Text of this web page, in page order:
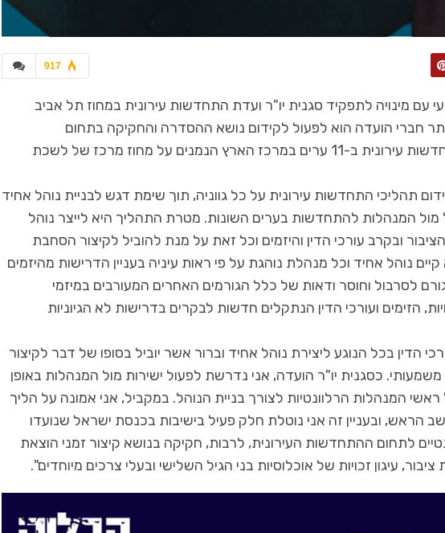
917
מינויה לתפקיד סגנית יו"ר ועדת התחדשות עירונית במחוז תל אביב
חברי הועדה הוא לפעול לקידום נושא ההסדרה והחקיקה בתחום
ההתחדשות הארצית אל מול המנהלות להתחדשות עירונית ב-11 ערים במרכז הארץ הנמנים על מחוז מרכז של לשכת
קורא לקידום תהליכי התחדשות עירונית על כל גווניה, תוך שימת דגש לבניית נוהל אחיד
המנהלות להתחדשות בערים השונות. מטרת התהליך היא לייצר נוהל
ובקרב עורכי הדין והיזמים וכל זאת על מנת להוביל לקיצור הסחבת
קיים נוהל אחיד וכל מנהלת נוהגת על פי ראות עיניה בעניין הדרישות מהיזמים
לסרבול וחוסר ודאות של כלל הגורמים האחרים המעורבים במיזמי
הזימים ועורכי הדין הנתקלים חדשות לבקרים בדרישות לא הגיוניות
בכל הנוגע ליצירת נוהל אחיד וברור אשר יוביל בסופו של דבר לקיצור
כסגנית יו"ר הועדה, אני נדרשת לפעול ישירות מול המנהלות באופן
המנהלות הרלוונטיות לצורך בניית הנוהל. במקביל, אני אמונה על הליך
הראש, ובעניין זה אני נוטלת חלק פעיל בישיבות בכנסת ישראל שנועדו
לתחום ההתחדשות העירונית, לרבות, חקיקה בנושא קיצור זמני הוצאת
עיגון זכויות של אוכלוסיות בני הגיל השלישי ובעלי צרכים מיוחדים".